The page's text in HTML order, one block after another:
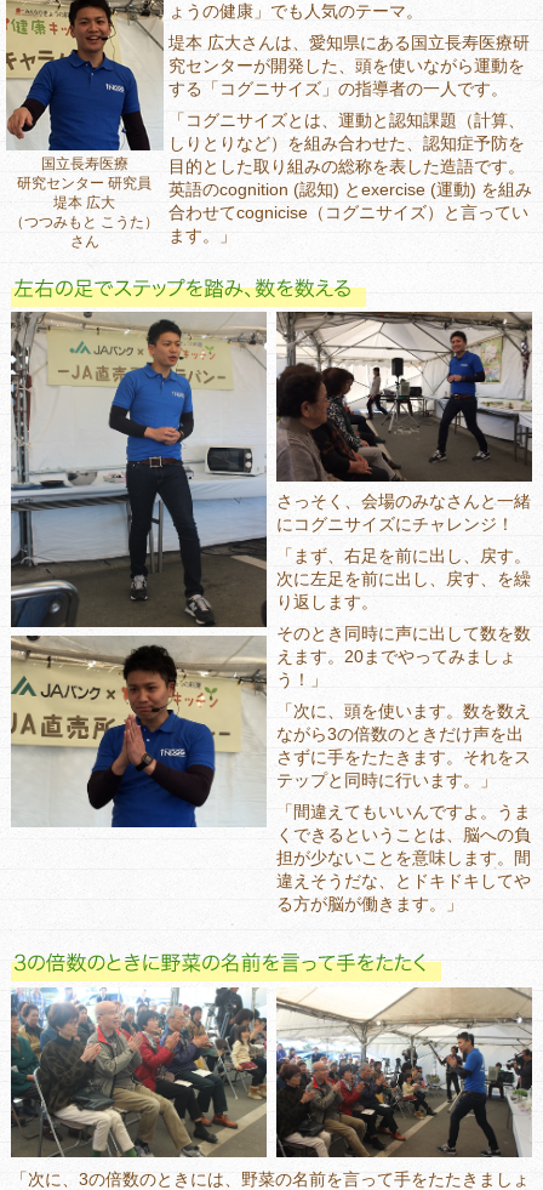
国立長寿医療
研究センター 研究員
堤本 広大
（つつみもと こうた）
さん
ょうの健康」でも人気のテーマ。
堤本 広大さんは、愛知県にある国立長寿医療研
究センターが開発した、頭を使いながら運動を
する「コグニサイズ」の指導者の一人です。
「コグニサイズとは、運動と認知課題（計算、
しりとりなど）を組み合わせた、認知症予防を
目的とした取り組みの総称を表した造語です。
英語のcognition (認知) とexercise (運動) を組み
合わせてcognicise（コグニサイズ）と言ってい
ます。」
さっそく、会場のみなさんと一緒
にコグニサイズにチャレンジ！
「まず、右足を前に出し、戻す。
次に左足を前に出し、戻す、を繰
り返します。
そのとき同時に声に出して数を数
えます。20までやってみましょ
う！」
「次に、頭を使います。数を数え
ながら3の倍数のときだけ声を出
さずに手をたたきます。それをス
テップと同時に行います。」
「間違えてもいいんですよ。うま
くできるということは、脳への負
担が少ないことを意味します。間
違えそうだな、とドキドキしてや
る方が脳が働きます。」
「次に、3の倍数のときには、野菜の名前を言って手をたたきましょ